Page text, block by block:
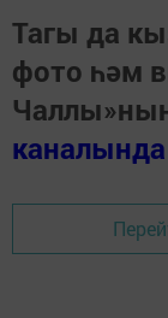
Тагы да
фото һәм
каналында